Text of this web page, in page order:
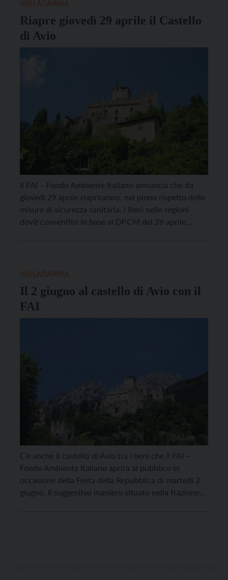
Riapre giovedì 29 aprile il Castello
di Avio
Il FAI – Fondo Ambiente Italiano annuncia che da
giovedì 29 aprile riapriranno, nel pieno rispetto delle
misure di sicurezza sanitaria, i Beni nelle regioni
dov’è consentito in base al DPCM del 26 aprile.
Il 2 giugno al castello di Avio con il
FAI
C’è anche il castello di Avio tra i beni che il FAI –
Fondo Ambiente Italiano aprirà al pubblico in
occasione della Festa della Repubblica di martedì 2
giugno. Il suggestivo maniero situato nella frazione